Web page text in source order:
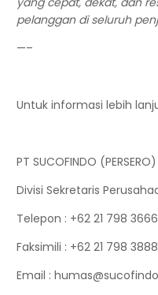
pelanggan di seluruh
—–
Untuk informasi lebih
PT SUCOFINDO (PERSERO)
Divisi Sekretaris
Telepon : +62 21 798 3666
Faksimili : +62 21 798 3888
Email :